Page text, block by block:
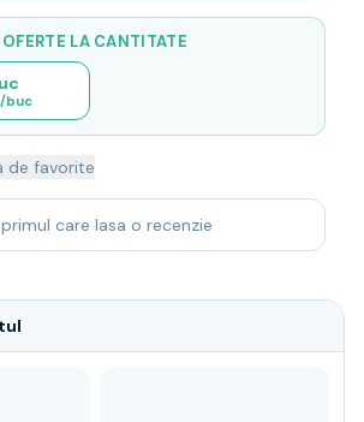
OFERTE LA CANTITATE
/buc
de favorite
primul care lasa o recenzie